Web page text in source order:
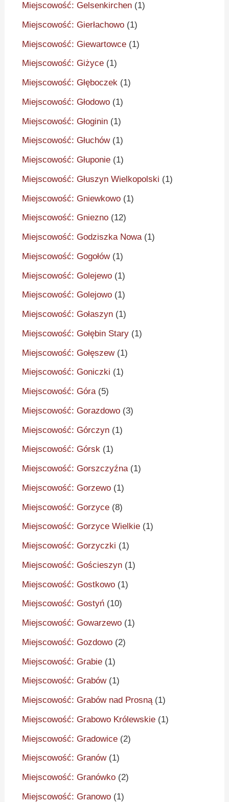
Miejscowość: Gelsenkirchen (1)
Miejscowość: Gierłachowo (1)
Miejscowość: Giewartowce (1)
Miejscowość: Giżyce (1)
Miejscowość: Głęboczek (1)
Miejscowość: Głodowo (1)
Miejscowość: Głoginin (1)
Miejscowość: Głuchów(1)
Miejscowość: Głuponie (1)
Miejscowość: Głuszyn Wielkopolski (1)
Miejscowość: Gniewkowo (1)
Miejscowość: Gniezno (12)
Miejscowość: Godziszka Nowa(1)
Miejscowość: Gogołów(1)
Miejscowość: Golejewo (1)
Miejscowość: Golejowo (1)
Miejscowość: Gołaszyn (1)
Miejscowość: Gołębin Stary (1)
Miejscowość: Gołęszew(1)
Miejscowość: Goniczki (1)
Miejscowość: Góra(5)
Miejscowość: Gorazdowo (3)
Miejscowość: Górczyn (1)
Miejscowość: Górsk (1)
Miejscowość: Gorszczyźna(1)
Miejscowość: Gorzewo (1)
Miejscowość: Gorzyce (8)
Miejscowość: Gorzyce Wielkie (1)
Miejscowość: Gorzyczki (1)
Miejscowość: Gościeszyn (1)
Miejscowość: Gostkowo (1)
Miejscowość: Gostyń (10)
Miejscowość: Gowarzewo (1)
Miejscowość: Gozdowo (2)
Miejscowość: Grabie (1)
Miejscowość: Grabów(1)
Miejscowość: Grabów nad Prosną(1)
Miejscowość: Grabowo Królewskie (1)
Miejscowość: Gradowice (2)
Miejscowość: Granów(1)
Miejscowość: Granówko (2)
Miejscowość: Granowo (1)